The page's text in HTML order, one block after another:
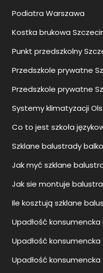
Podiatra Warszawa
Kostka brukowa
Punkt przedszkolny
Przedszkole prywatne
Przedszkole prywatne
Systemy klimatyzacji
Co to jest szkoła
Szklane balustrady
Jak myć szklane
Jak sie montuje
Ile kosztują szklane
Upadłość konsumencka
Upadłość konsumencka
Upadłość konsumencka